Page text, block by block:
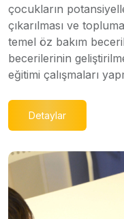
çocukların
çıkarılması ve
temel öz bakım
becerilerinin
eğitimi çalışmaları
Detaylar